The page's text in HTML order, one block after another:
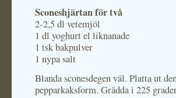
Sconeshjärtan för två
2-2,5 dl vetemjöl
1 dl yoghurt el liknanade
1 tsk bakpulver
1 nypa salt
Blanda sconesdegen väl. Platta ut
pepparkaksform. Grädda i 225